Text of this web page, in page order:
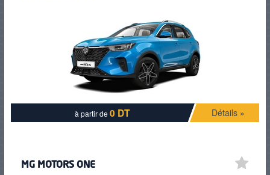
à partir de0 DT Détails »
MG MOTORS ONE